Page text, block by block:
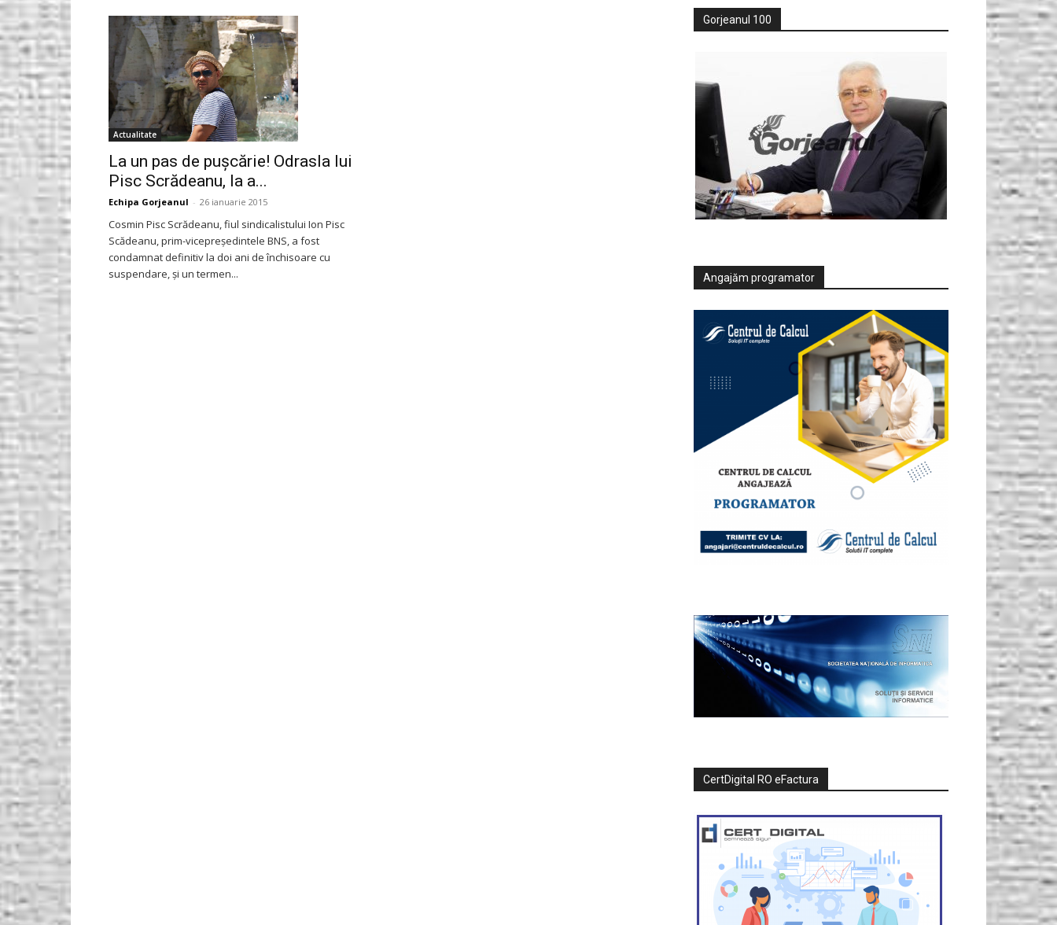
Gorjeanul.ro
Actualitate
La un pas de puşcărie! Odrasla lui
Pisc Scrădeanu, la a...
Echipa Gorjeanul - 26 ianuarie 2015
Cosmin Pisc Scrădeanu, fiul sindicalistului Ion Pisc
Scădeanu, prim-vicepreşedintele BNS, a fost
condamnat definitiv la doi ani de închisoare cu
suspendare, şi un termen...
Gorjeanul 100
Angajăm programator
CertDigital RO eFactura